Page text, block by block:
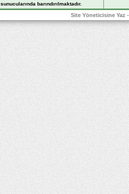
barındırılmaktadır.
Site Yöneticisine Yaz